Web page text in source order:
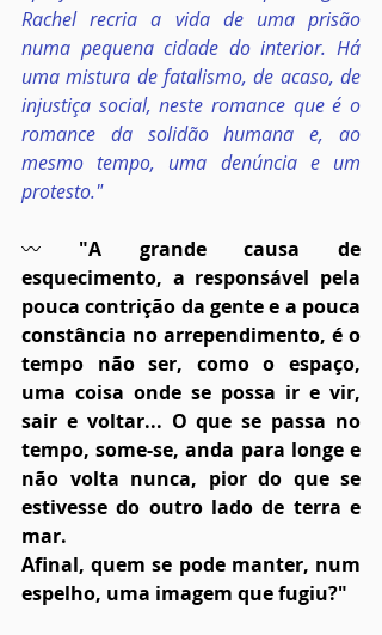
Rachel recria a vida de uma prisão
numa pequena cidade do interior. Há
uma mistura de fatalismo, de acaso, de
injustiça social, neste romance que é o
romance da solidão humana e, ao
mesmo tempo, uma denúncia e um
protesto."
〰 "A grande causa de
esquecimento, a responsável pela
pouca contrição da gente e a pouca
constância no arrependimento, é o
tempo não ser, como o espaço,
uma coisa onde se possa ir e vir,
sair e voltar... O que se passa no
tempo, some-se, anda para longe e
não volta nunca, pior do que se
estivesse do outro lado de terra e
mar.
Afinal, quem se pode manter, num
espelho, uma imagem que fugiu?"